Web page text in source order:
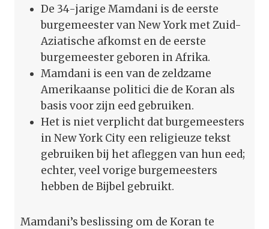
De 34-jarige Mamdani is de eerste
burgemeester van New York met Zuid-
Aziatische afkomst en de eerste
burgemeester geboren in Afrika.
Mamdani is een van de zeldzame
Amerikaanse politici die de Koran als
basis voor zijn eed gebruiken.
Het is niet verplicht dat burgemeesters
in New York City een religieuze tekst
gebruiken bij het afleggen van hun eed;
echter, veel vorige burgemeesters
hebben de Bijbel gebruikt.
Mamdani’s beslissing om de Koran te